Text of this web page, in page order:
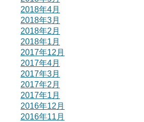
2018年4月
2018年3月
2018年2月
2018年1月
2017年12月
2017年4月
2017年3月
2017年2月
2017年1月
2016年12月
2016年11月